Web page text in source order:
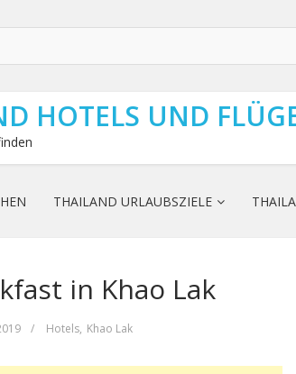
HOTELS UND
THAILAND URLAUBSZIELE
in Khao Lak
/ Hotels, Khao Lak